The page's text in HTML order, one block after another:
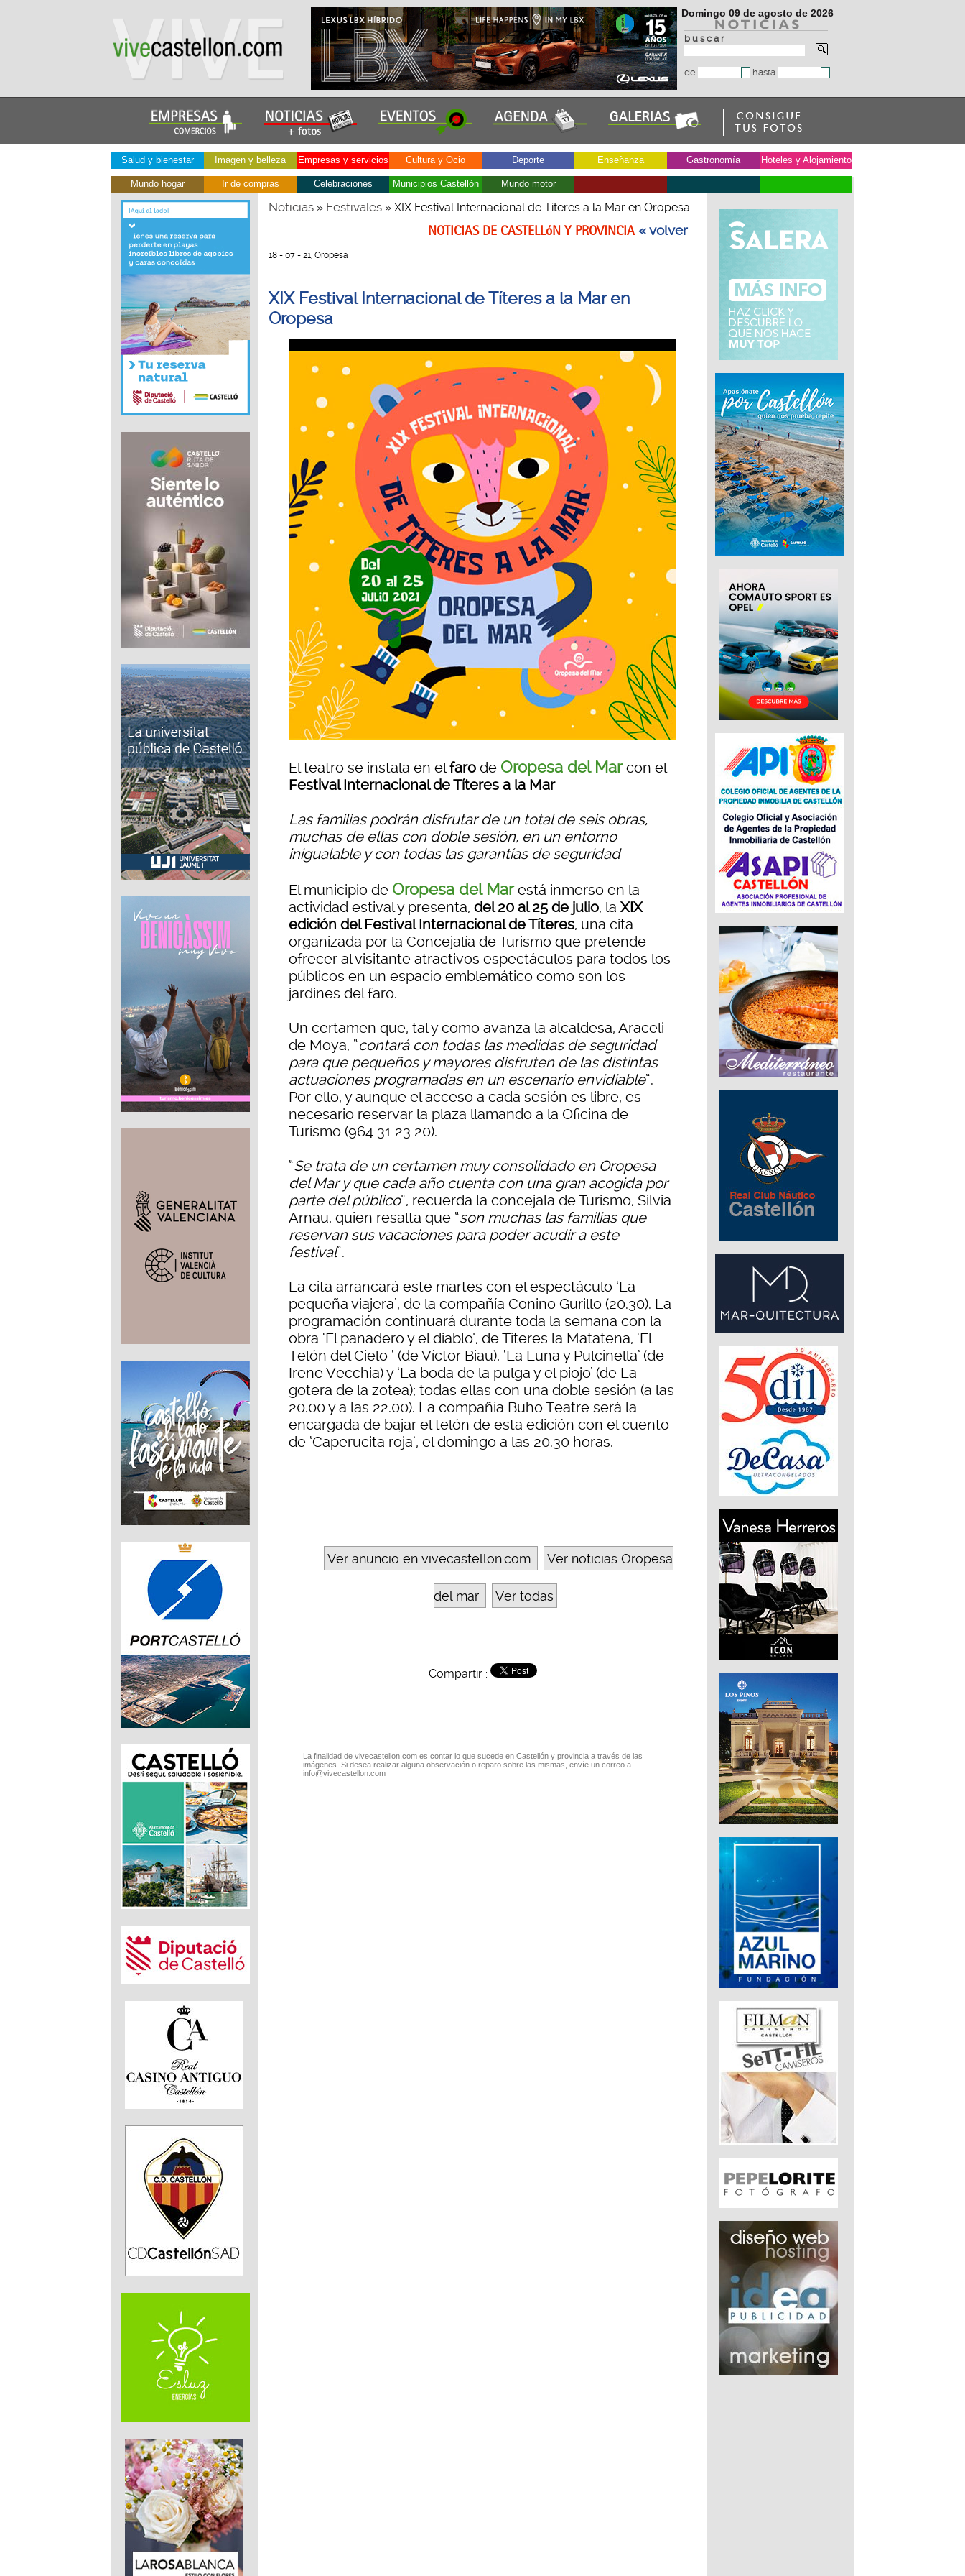
Domingo 09 de agosto de 2026
b u s c a r
de hasta
Salud y bienestar Imagen y belleza Empresas y servicios Cultura y Ocio Deporte Enseñanza Gastronomía Hoteles y Alojamiento
Mundo hogar Ir de compras Celebraciones Municipios Castellón Mundo motor
Noticias» Festivales» XIX Festival Internacional de Títeres a la Mar en Oropesa
NOTICIAS DE CASTELLóN Y PROVINCIA« volver
18 - 07 - 21, Oropesa
XIX Festival Internacional de Títeres a la Mar en
Oropesa
El teatro se instala en elfaro de Oropesa del Marcon el
Festival Internacional de Títeres a la Mar
Las familias podrán disfrutar de un total de seis obras,
muchas de ellas con doble sesión, en un entorno
inigualable y con todas las garantías de seguridad
El municipio de Oropesa del Marestá inmerso en la
actividad estival y presenta, del 20 al 25 de julio, la XIX
edición del Festival Internacional de Títeres, una cita
organizada por la Concejalía de Turismo que pretende
ofrecer al visitante atractivos espectáculos para todos los
públicos en un espacio emblemático como son los
jardines del faro.
Un certamen que, tal y como avanza la alcaldesa, Araceli
de Moya, “contará con todas las medidas de seguridad
para que pequeños y mayores disfruten de las distintas
actuaciones programadas en un escenario envidiable”.
Por ello, y aunque el acceso a cada sesión es libre, es
necesario reservar la plaza llamando a la Oficina de
Turismo (964 31 23 20).
“Se trata de un certamen muy consolidado en Oropesa
del Mar y que cada año cuenta con una gran acogida por
parte del público”, recuerda la concejala de Turismo, Silvia
Arnau, quien resalta que “son muchas las familias que
reservan sus vacaciones para poder acudir a este
festival”.
La cita arrancará este martes con el espectáculo ‘La
pequeña viajera’, de la compañía Conino Gurillo (20.30). La
programación continuará durante toda la semana con la
obra ‘El panadero y el diablo’, de Títeres la Matatena, ‘El
Telón del Cielo ‘ (de Víctor Biau), ‘La Luna y Pulcinella’ (de
Irene Vecchia) y ‘La boda de la pulga y el piojo’ (de La
gotera de la zotea); todas ellas con una doble sesión (a las
20.00 y a las 22.00). La compañía Buho Teatre será la
encargada de bajar el telón de esta edición con el cuento
de ‘Caperucita roja’, el domingo a las 20.30 horas.
Ver anuncio en vivecastellon.com Ver noticias Oropesa
del mar Ver todas
Compartir :
La finalidad de vivecastellon.com es contar lo que sucede en Castellón y provincia a través de las
imágenes. Si desea realizar alguna observación o reparo sobre las mismas, envíe un correo a
info@vivecastellon.com